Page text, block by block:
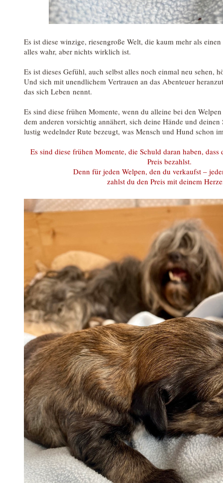
Es ist diese winzige, riesengroße Welt, die kaum mehr als
alles wahr, aber nichts wirklich ist.
Es ist dieses Gefühl, auch selbst alles noch einmal neu sehen,
Und sich mit unendlichem Vertrauen an das Abenteuer
das sich Leben nennt.
Es sind diese frühen Momente, wenn du alleine bei den
dem anderen vorsichtig annähert, sich deine Hände und
lustig wedelnder Rute bezeugt, was Mensch und Hund schon
Es sind diese frühen Momente, die Schuld daran haben,
Preis bezahlst.
Denn für jeden Welpen, den du verkaufst –
zahlst du den Preis mit deinem